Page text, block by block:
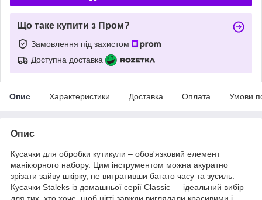
Що таке купити з Пром?
Замовлення під захистом
Доступна доставка
Опис Характеристики Доставка Оплата Умови
Опис
Кусачки для обробки кутикули – обов'язковий елемент
манікюрного набору. Цим інструментом можна акуратно
зрізати зайву шкірку, не витративши багато часу та зусиль.
Кусачки Staleks із домашньої серії Classic — ідеальний вибір
для тих, хто хоче, щоб нігті завжди виглядали красивими і